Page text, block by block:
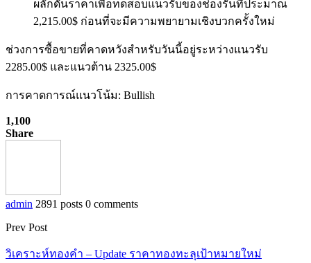
ผลักดันราคาเพื่อทดสอบแนวรับของช่องรั้นที่ประมาณ
2,215.00$ ก่อนที่จะมีความพยายามเชิงบวกครั้งใหม่
ช่วงการซื้อขายที่คาดหวังสำหรับวันนี้อยู่ระหว่างแนวรับ
2285.00$ และแนวต้าน 2325.00$
การคาดการณ์แนวโน้ม: Bullish
1,100
Share
admin 2891 posts 0 comments
Prev Post
วิเคราะห์ทองคำ – Update ราคาทองทะลุเป้าหมายใหม่